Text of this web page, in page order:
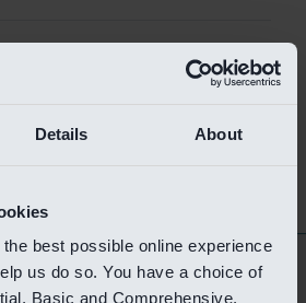
Details About
best possible online experience
us do so. You have a choice of
Basic and Comprehensive.
Research
pagina